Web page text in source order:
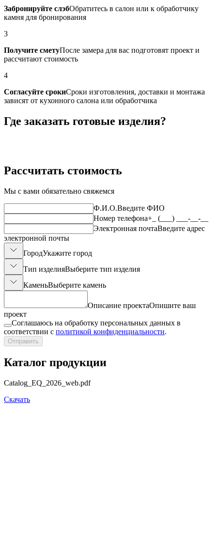
Забронируйте слэбОбратитесь в салон или к обработчику
камня для бронирования
3
Получите сметуПосле замера для вас подготовят проект и
рассчитают стоимость
4
Согласуйте срокиСроки изготовления, доставки и монтажа
зависят от кухонного салона или обработчика
Где заказать готовые изделия?
Рассчитать стоимость
Мы с вами обязательно свяжемся
Ф.И.О.Введите ФИО
Номер телефона+_ (___) ___-__-__
Электронная почтаВведите адрес
электронной почты
ГородУкажите город
Тип изделияВыберите тип изделия
КаменьВыберите камень
Описание проектаОпишите ваш
проект
Соглашаюсь на обработку персональных данных в
соответствии с политикой конфиденциальности.
Отправить
Каталог продукции
Catalog_EQ_2026_web.pdf
Скачать